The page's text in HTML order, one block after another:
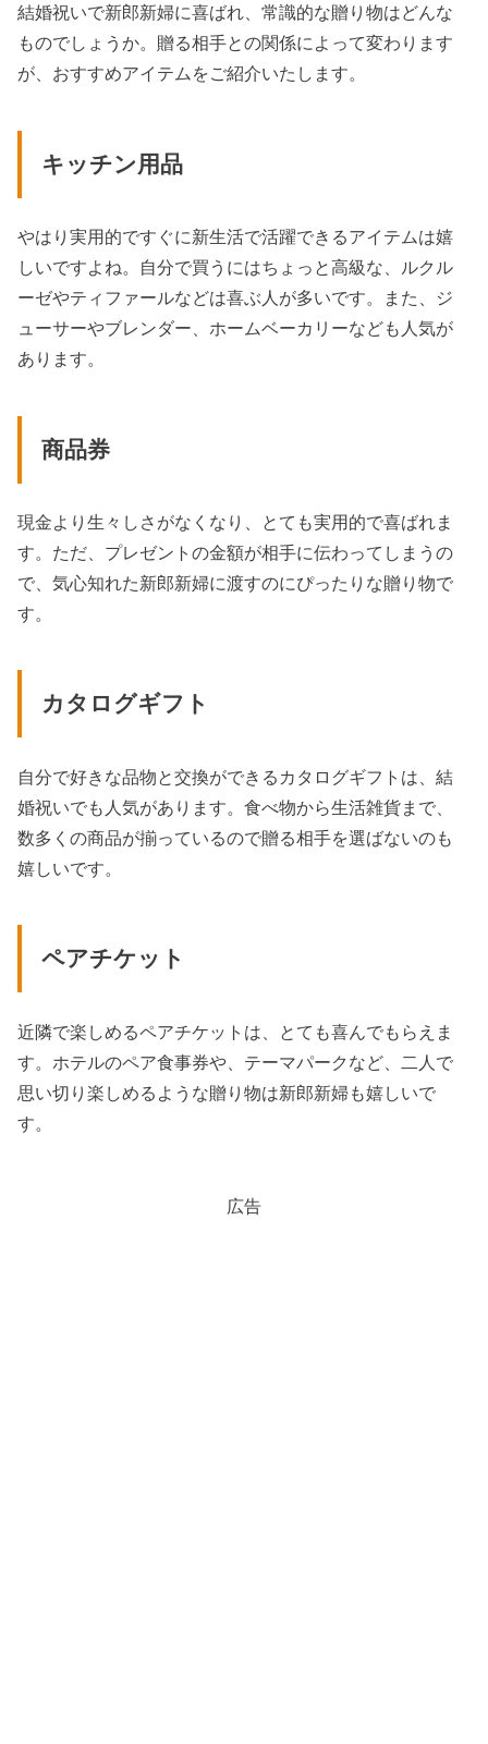
結婚祝いで新郎新婦に喜ばれ、常識的な贈り物はどんな
ものでしょうか。贈る相手との関係によって変わります
が、おすすめアイテムをご紹介いたします。
キッチン用品
やはり実用的ですぐに新生活で活躍できるアイテムは嬉
しいですよね。自分で買うにはちょっと高級な、ルクル
ーゼやティファールなどは喜ぶ人が多いです。また、ジ
ューサーやブレンダー、ホームベーカリーなども人気が
あります。
商品券
現金より生々しさがなくなり、とても実用的で喜ばれま
す。ただ、プレゼントの金額が相手に伝わってしまうの
で、気心知れた新郎新婦に渡すのにぴったりな贈り物で
す。
カタログギフト
自分で好きな品物と交換ができるカタログギフトは、結
婚祝いでも人気があります。食べ物から生活雑貨まで、
数多くの商品が揃っているので贈る相手を選ばないのも
嬉しいです。
ペアチケット
近隣で楽しめるペアチケットは、とても喜んでもらえま
す。ホテルのペア食事券や、テーマパークなど、二人で
思い切り楽しめるような贈り物は新郎新婦も嬉しいで
す。
広告